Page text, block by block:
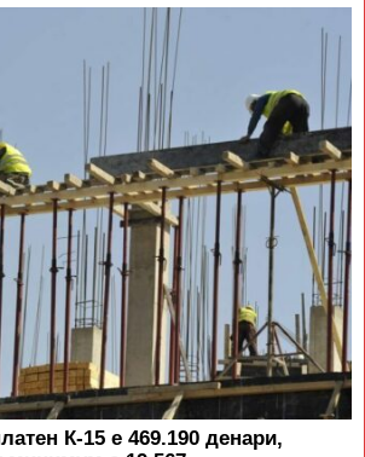
К-15 е 469.190 денари,